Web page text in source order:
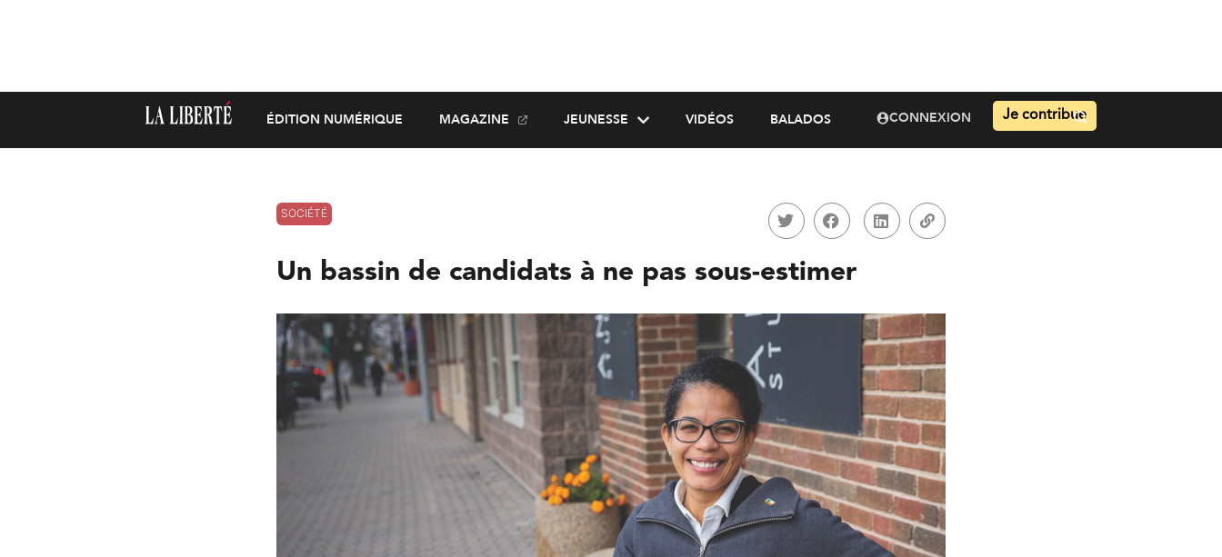
ÉDITION NUMÉRIQUE MAGAZINE JEUNESSE VIDÉOS BALADOS CONNEXION Je contribue
SOCIÉTÉ
Un bassin de candidats à ne pas sous-estimer